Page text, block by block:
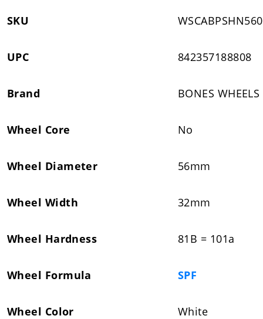
SKU
UPC 842357188808
Brand BONES WHEELS
Wheel Core No
Wheel Diameter 56mm
Wheel Width 32mm
Wheel Hardness 81B = 101a
Wheel Formula SPF
Wheel Color White